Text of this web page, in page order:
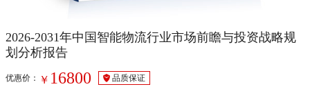
2026-2031年中国智能物流行业市场前瞻与投资战略规
划分析报告
优惠价： ￥ 16800 品质保证